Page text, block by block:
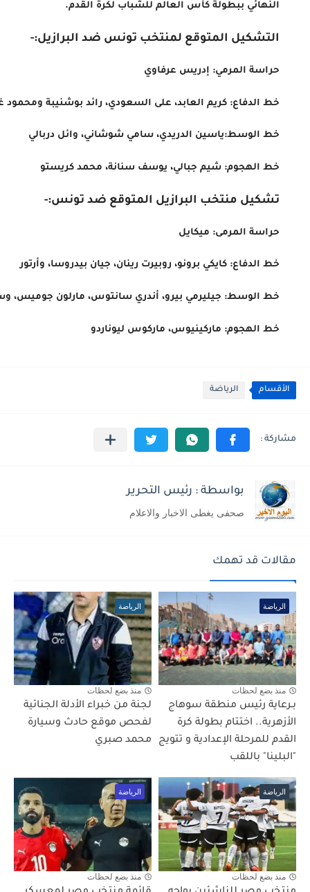
النهائي ببطولة كأس العالم للشباب لكرة القدم.
التشكيل المتوقع لمنتخب تونس ضد البرازيل:-
حراسة المرمي: إدريس عرفاوي
خط الدفاع: كريم العابد، على السعودي، رائد بوشنيبة ومحمود
خط الوسط:ياسين الدريدي، سامي شوشاني، وائل دربالي
خط الهجوم: شيم جبالي، يوسف سنانة، محمد كريستو
تشكيل منتخب البرازيل المتوقع ضد تونس:-
حراسة المرمى: ميكايل
خط الدفاع: كايكي برونو، روبيرت رينان، جيان بيدروسا، وأرتور
خط الوسط: جيليرمي بيرو، أندري سانتوس، مارلون جوميس،
خط الهجوم: ماركينيوس، ماركوس ليوناردو
الأقسام الرياضة
بواسطة : رئيس التحرير
صحفى يغطى الاخبار والاعلام
مقالات قد تهمك
الرياضة
منذ بضع لحظات
بـرعاية رئيس منطقة سوهاج
الأزهرية.. اختتام بطولة كرة
القدم للمرحلة الإعدادية و تتويج
"البلينا" باللقب
الرياضة
منذ بضع لحظات
لجنة من خبراء الأدلة الجنائية
لفحص موقع حادث وسيارة
محمد صبري
الرياضة
منذ بضع لحظات
الرياضة
منذ بضع لحظات